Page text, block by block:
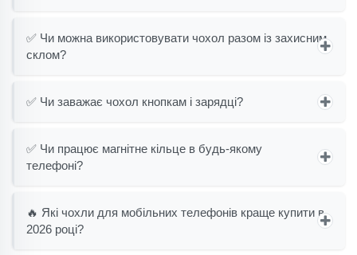
✅ Чи можна використовувати чохол разом із захисним
склом?
✅ Чи заважає чохол кнопкам і зарядці?
✅ Чи працює магнітне кільце в будь-якому
телефоні?
🔥 Які чохли для мобільних телефонів краще купити в
2026 році?